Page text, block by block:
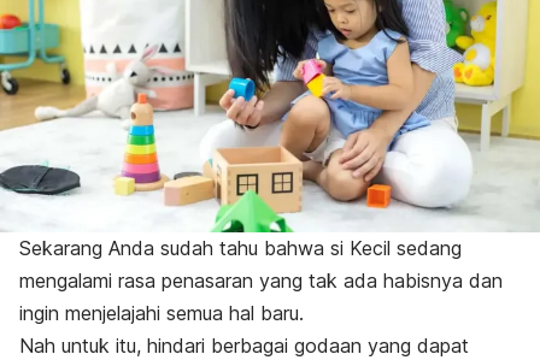
Sekarang Anda sudah tahu bahwa si Kecil sedang
mengalami rasa penasaran yang tak ada habisnya dan
ingin menjelajahi semua hal baru.
Nah untuk itu, hindari berbagai godaan yang dapat